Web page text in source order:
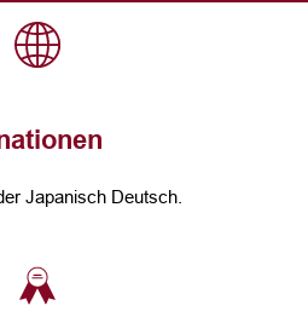
Japanisch Deutsch.